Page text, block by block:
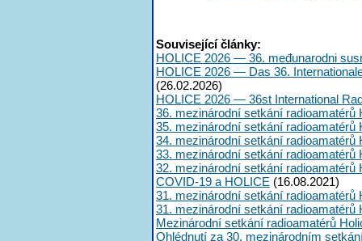
Související články:
HOLICE 2026 — 36. međunarodni
HOLICE 2026 — Das 36.
(26.02.2026)
HOLICE 2026 — 36st International
36. mezinárodní setkání radioamatérů
35. mezinárodní setkání radioamatérů
34. mezinárodní setkání radioamatérů
33. mezinárodní setkání radioamatérů
32. mezinárodní setkání radioamatérů
COVID-19 a HOLICE (16.08.2021)
31. mezinárodní setkání radioamatérů
31. mezinárodní setkání radioamatérů
Mezinárodní setkání radioamatérů
Ohlédnutí za 30. mezinárodním